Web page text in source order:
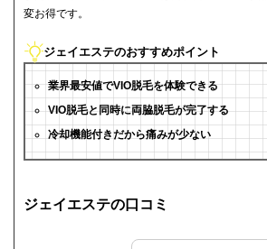
変お得です。
ジェイエステのおすすめポイント
業界最安値でVIO脱毛を体験できる
VIO脱毛と同時に両脇脱毛が完了する
冷却機能付きだから痛みが少ない
ジェイエステの口コミ